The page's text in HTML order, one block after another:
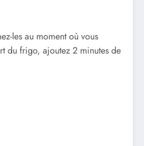
les au moment où vous
du frigo, ajoutez 2 minutes de